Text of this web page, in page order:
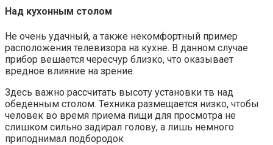
Над кухонным столом
Не очень удачный, а также некомфортный пример
расположения телевизора на кухне. В данном случае
прибор вешается чересчур близко, что оказывает
вредное влияние на зрение.
Здесь важно рассчитать высоту установки тв над
обеденным столом. Техника размещается низко, чтобы
человек во время приема пищи для просмотра не
слишком сильно задирал голову, а лишь немного
приподнимал подбородок